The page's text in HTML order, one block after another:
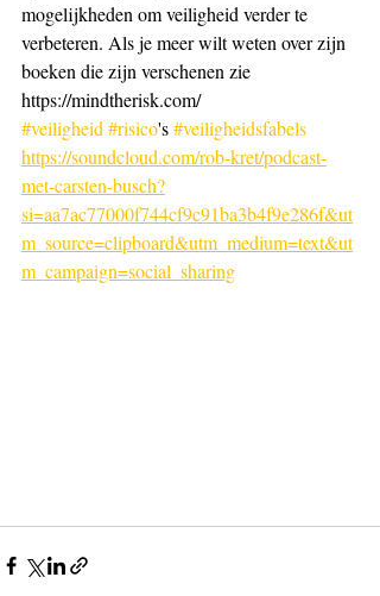
mogelijkheden om veiligheid verder te
verbeteren. Als je meer wilt weten over zijn
boeken die zijn verschenen zie
https://mindtherisk.com/
#veiligheid #risico's #veiligheidsfabels
https://soundcloud.com/rob-kret/podcast-
met-carsten-busch?
si=aa7ac77000f744cf9c91ba3b4f9e286f&ut
m_source=clipboard&utm_medium=text&ut
m_campaign=social_sharing